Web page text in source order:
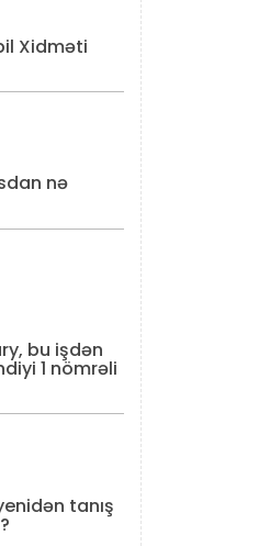
Xidməti
nə
bu işdən
1 nömrəli
tanış